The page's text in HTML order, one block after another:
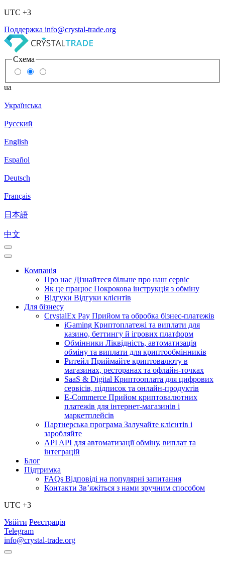
UTC +3
Поддержка info@crystal-trade.org
Схема
ua
Українська
Русский
English
Español
Deutsch
Français
日本語
中文
Компанія
Про нас Дізнайтеся більше про наш сервіс
Як це працює Покрокова інструкція з обміну
Відгуки Відгуки клієнтів
Для бізнесу
CrystalEx Pay Прийом та обробка бізнес-платежів
iGaming Криптоплатежі та виплати для
казино, беттингу й ігрових платформ
Обмінники Ліквідність, автоматизація
обміну та виплати для криптообмінників
Ритейл Приймайте криптовалюту в
магазинах, ресторанах та офлайн-точках
SaaS & Digital Криптооплата для цифрових
сервісів, підписок та онлайн-продуктів
E-Commerce Прийом криптовалютних
платежів для інтернет-магазинів і
маркетплейсів
Партнерська програма Залучайте клієнтів і
заробляйте
API API для автоматизації обміну, виплат та
інтеграцій
Блог
Підтримка
FAQs Відповіді на популярні запитання
Контакти Зв’яжіться з нами зручним способом
UTC +3
Увійти Реєстрація
Telegram
info@crystal-trade.org